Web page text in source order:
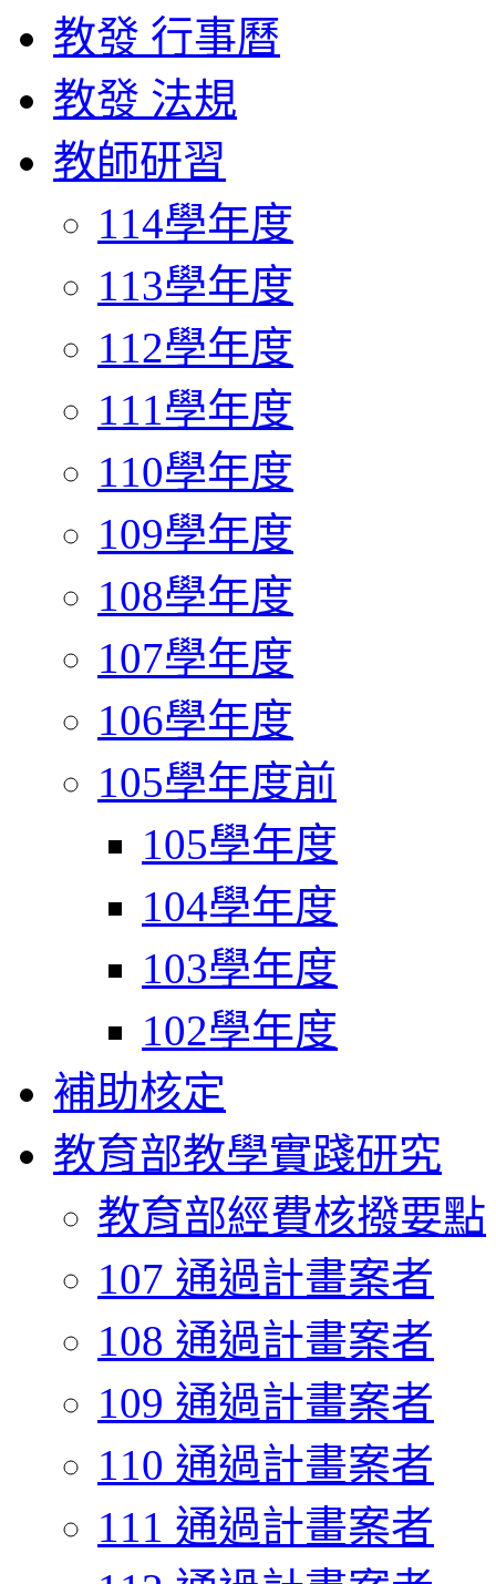
教發 行事曆
教發 法規
教師研習
114學年度
113學年度
112學年度
111學年度
110學年度
109學年度
108學年度
107學年度
106學年度
105學年度前
105學年度
104學年度
103學年度
102學年度
補助核定
教育部教學實踐研究
教育部經費核撥要點
107 通過計畫案者
108 通過計畫案者
109 通過計畫案者
110 通過計畫案者
111 通過計畫案者